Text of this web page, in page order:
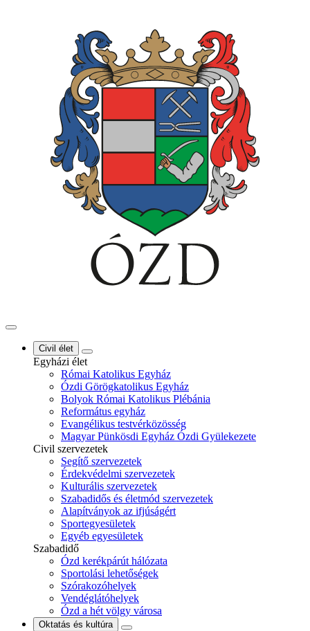
Civil élet
Egyházi élet
Római Katolikus Egyház
Ózdi Görögkatolikus Egyház
Bolyok Római Katolikus Plébánia
Református egyház
Evangélikus testvérközösség
Magyar Pünkösdi Egyház Ózdi Gyülekezete
Civil szervezetek
Segítő szervezetek
Érdekvédelmi szervezetek
Kulturális szervezetek
Szabadidős és életmód szervezetek
Alapítványok az ifjúságért
Sportegyesületek
Egyéb egyesületek
Szabadidő
Ózd kerékpárút hálózata
Sportolási lehetőségek
Szórakozóhelyek
Vendéglátóhelyek
Ózd a hét völgy városa
Oktatás és kultúra